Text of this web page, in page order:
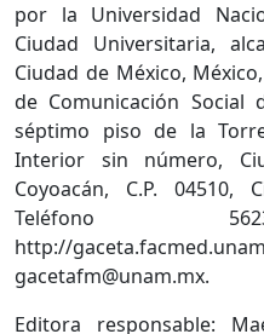
por la Universidad
Ciudad Universitaria,
Ciudad de México,
de Comunicación Social
séptimo piso de la
Interior sin número,
Coyoacán, C.P. 04510,
Teléfono
http://
gacetafm@unam.mx.
Editora responsable: